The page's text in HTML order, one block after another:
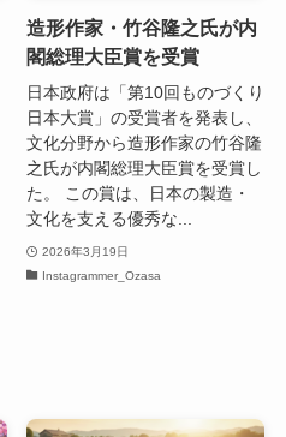
造形作家・竹谷隆之氏が内
閣総理大臣賞を受賞
日本政府は「第10回ものづくり
日本大賞」の受賞者を発表し、
文化分野から造形作家の竹谷隆
之氏が内閣総理大臣賞を受賞し
た。 この賞は、日本の製造・
文化を支える優秀な...
2026年3月19日
Instagrammer_Ozasa